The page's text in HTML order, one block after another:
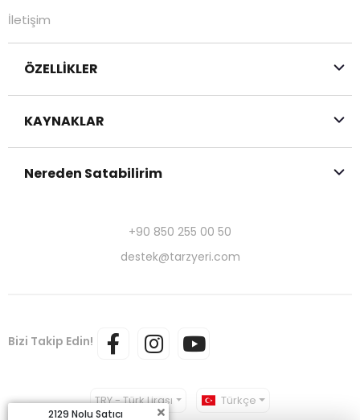
İletişim
ÖZELLİKLER
KAYNAKLAR
Nereden Satabilirim
+90 850 255 00 50
destek@tarzyeri.com
Bizi Takip Edin!
TRY - Türk Lirası Türkçe
2129 Nolu Satıcı